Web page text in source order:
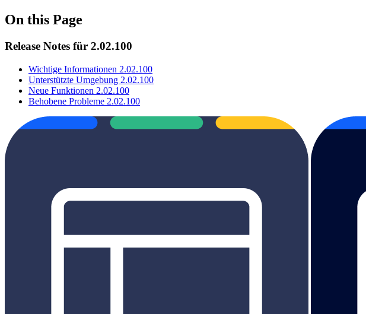
On this Page
Release Notes für 2.02.100
Wichtige Informationen 2.02.100
Unterstützte Umgebung 2.02.100
Neue Funktionen 2.02.100
Behobene Probleme 2.02.100